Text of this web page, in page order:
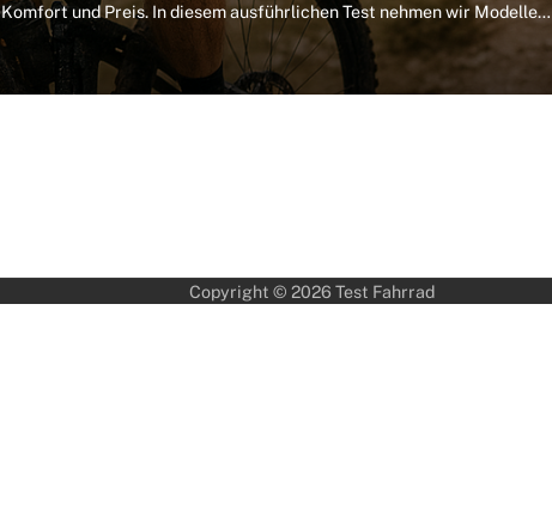
und Preis. In diesem ausführlichen Test nehmen wir Modelle…
Copyright © 2026 Test Fahrrad